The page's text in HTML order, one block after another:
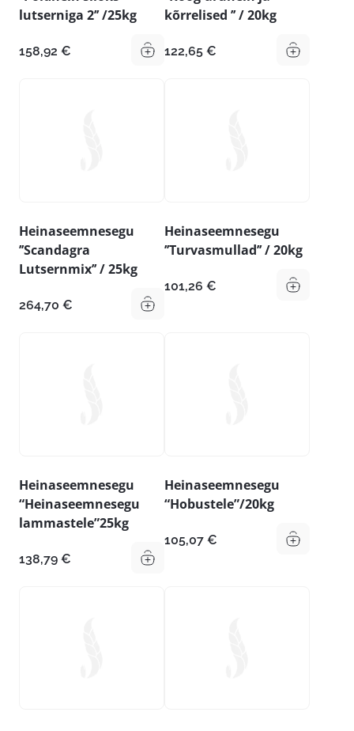
lutserniga 2’’ /25kg
158,92 €
kõrrelised ’’ / 20kg
122,65 €
Heinaseemnesegu
’’Scandagra
Lutsernmix’’ / 25kg
264,70 €
Heinaseemnesegu
’’Turvasmullad’’ / 20kg
101,26 €
Heinaseemnesegu
“Heinaseemnesegu
lammastele”25kg
138,79 €
Heinaseemnesegu
“Hobustele”/20kg
105,07 €